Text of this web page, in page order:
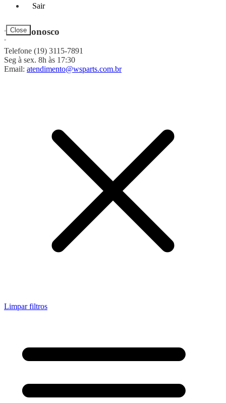
Sair
Close
Fale Conosco
Telefone (19) 3115-7891
Seg à sex. 8h às 17:30
Email: atendimento@wsparts.com.br
Limpar filtros